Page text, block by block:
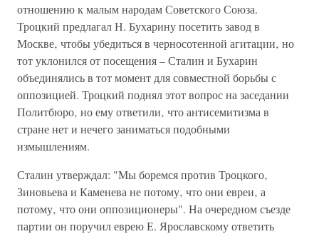
отношению к малым народам Советского Союза.
Троцкий предлагал Н. Бухарину посетить завод в
Москве‚ чтобы убедиться в черносотенной агитации‚ но
тот уклонился от посещения – Сталин и Бухарин
объединялись в тот момент для совместной борьбы с
оппозицией. Троцкий поднял этот вопрос на заседании
Политбюро‚ но ему ответили‚ что антисемитизма в
стране нет и нечего заниматься подобными
измышлениям.
Сталин утверждал: "Мы боремся против Троцкого‚
Зиновьева и Каменева не потому‚ что они евреи‚ а
потому‚ что они оппозиционеры". На очередном съезде
партии он поручил еврею Е. Ярославскому ответить